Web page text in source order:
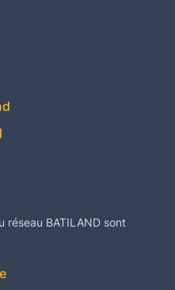
réseau BATILAND sont